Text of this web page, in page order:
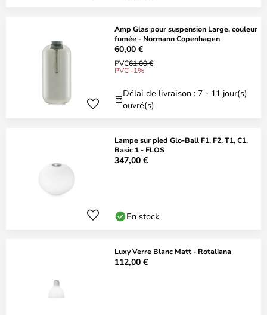
Amp Glas pour suspension Large, couleur
fumée - Normann Copenhagen
60,00 €
PVC61,00 €
PVC -1%
Délai de livraison : 7 - 11 jour(s)
ouvré(s)
Lampe sur pied Glo-Ball F1, F2, T1, C1,
Basic 1 - FLOS
347,00 €
En stock
Luxy Verre Blanc Matt - Rotaliana
112,00 €